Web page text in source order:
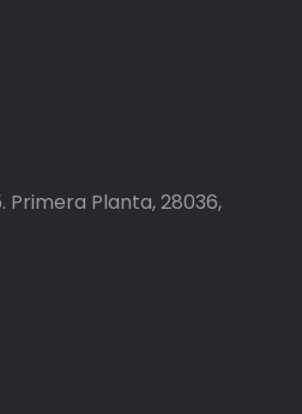
Primera Planta, 28036,